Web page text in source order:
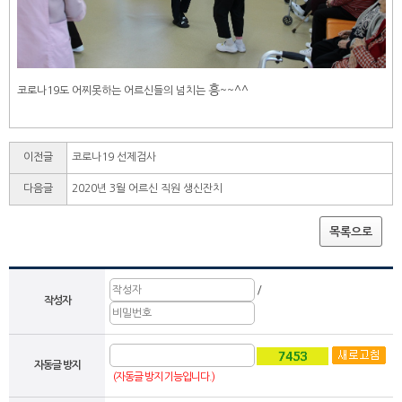
코로나19도 어찌못하는 어르신들의 넘치는 흥~~^^
이전글 코로나19 선제검사
다음글 2020년 3월 어르신 직원 생신잔치
목록으로
작성자
/
자동글 방지
(자동글 방지 기능입니다.)